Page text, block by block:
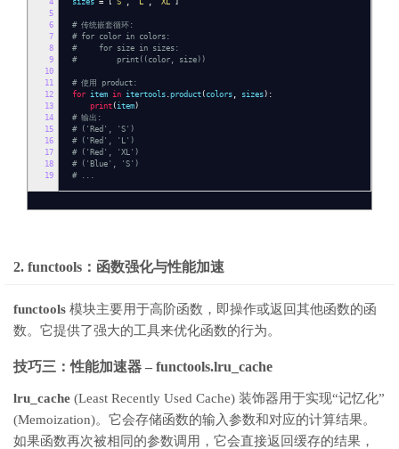
4
5
6
7
8
9
10
11
12
13
14
15
16
17
18
19
sizes = [ 'S' , 'L' , 'XL' ]
# 传统嵌套循环:
# for color in colors:
# for size in sizes:
# print((color, size))
# 使用 product:
for item in itertools .product ( colors , sizes):
print (item)
# 输出:
# ('Red', 'S')
# ('Red', 'L')
# ('Red', 'XL')
# ('Blue', 'S')
# ...
2. functools：函数强化与性能加速
functools 模块主要用于高阶函数，即操作或返回其他函数的函
数。它提供了强大的工具来优化函数的行为。
技巧三：性能加速器 – functools.lru_cache
lru_cache (Least Recently Used Cache) 装饰器用于实现“记忆化”
(Memoization)。它会存储函数的输入参数和对应的计算结果。
如果函数再次被相同的参数调用，它会直接返回缓存的结果，